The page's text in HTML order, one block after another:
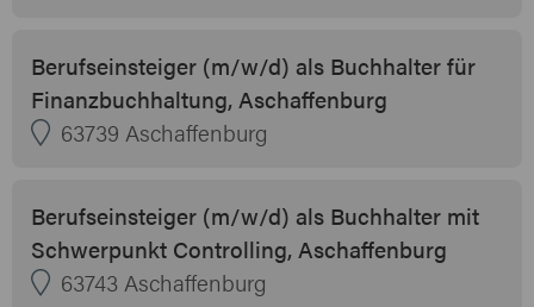
Berufseinsteiger (m/w/d) als Buchhalter für
Finanzbuchhaltung, Aschaffenburg
63739 Aschaffenburg
Berufseinsteiger (m/w/d) als Buchhalter mit
Schwerpunkt Controlling, Aschaffenburg
63743 Aschaffenburg